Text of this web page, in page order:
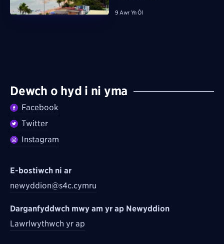
9 Awr Yn Ôl
Dewch o hyd i ni yma
Facebook
Twitter
Instagram
E-bostiwch ni ar
newyddion@s4c.cymru
Darganfyddwch mwy am yr ap Newyddion
Lawrlwythwch yr ap